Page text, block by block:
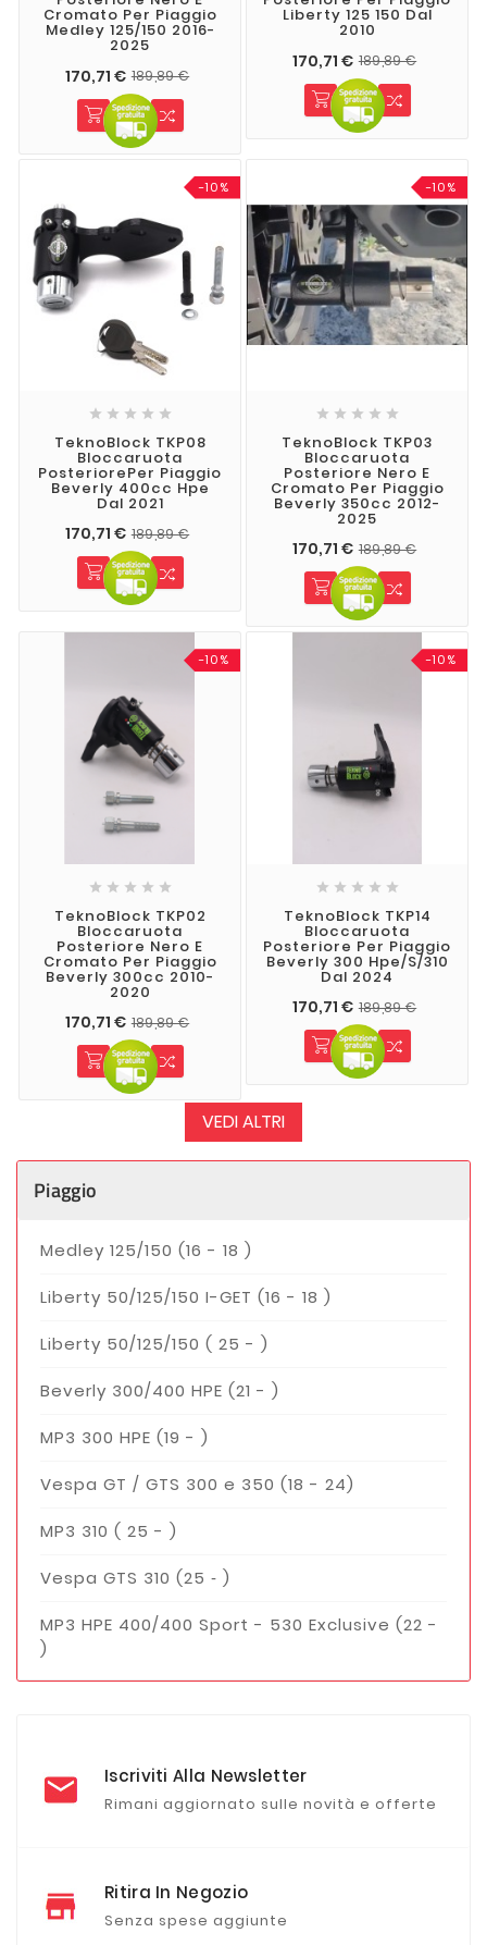
Cromato Per Piaggio
Medley 125/150 2016-
2025
170,71 € 189,89 €
Liberty 125 150 Dal
2010
170,71 € 189,89 €
-10%
    
TeknoBlock TKP08
Bloccaruota
PosteriorePer Piaggio
Beverly 400cc Hpe
Dal 2021
170,71 € 189,89 €
-10%
    
TeknoBlock TKP03
Bloccaruota
Posteriore Nero E
Cromato Per Piaggio
Beverly 350cc 2012-
2025
170,71 € 189,89 €
-10%
    
TeknoBlock TKP02
Bloccaruota
Posteriore Nero E
Cromato Per Piaggio
Beverly 300cc 2010-
2020
170,71 € 189,89 €
-10%
    
TeknoBlock TKP14
Bloccaruota
Posteriore Per Piaggio
Beverly 300 Hpe/s/310
Dal 2024
170,71 € 189,89 €
VEDI ALTRI
Piaggio
Medley 125/150 (16 - 18 )
Liberty 50/125/150 I-GET (16 - 18 )
Liberty 50/125/150 ( 25 - )
Beverly 300/400 HPE (21 - )
MP3 300 HPE (19 - )
Vespa GT / GTS 300 e 350 (18 - 24)
MP3 310 ( 25 - )
Vespa GTS 310 (25 ‑ )
MP3 HPE 400/400 Sport - 530 Exclusive (22 -
)
Iscriviti Alla Newsletter
Rimani aggiornato sulle novità e offerte
Ritira In Negozio
Senza spese aggiunte